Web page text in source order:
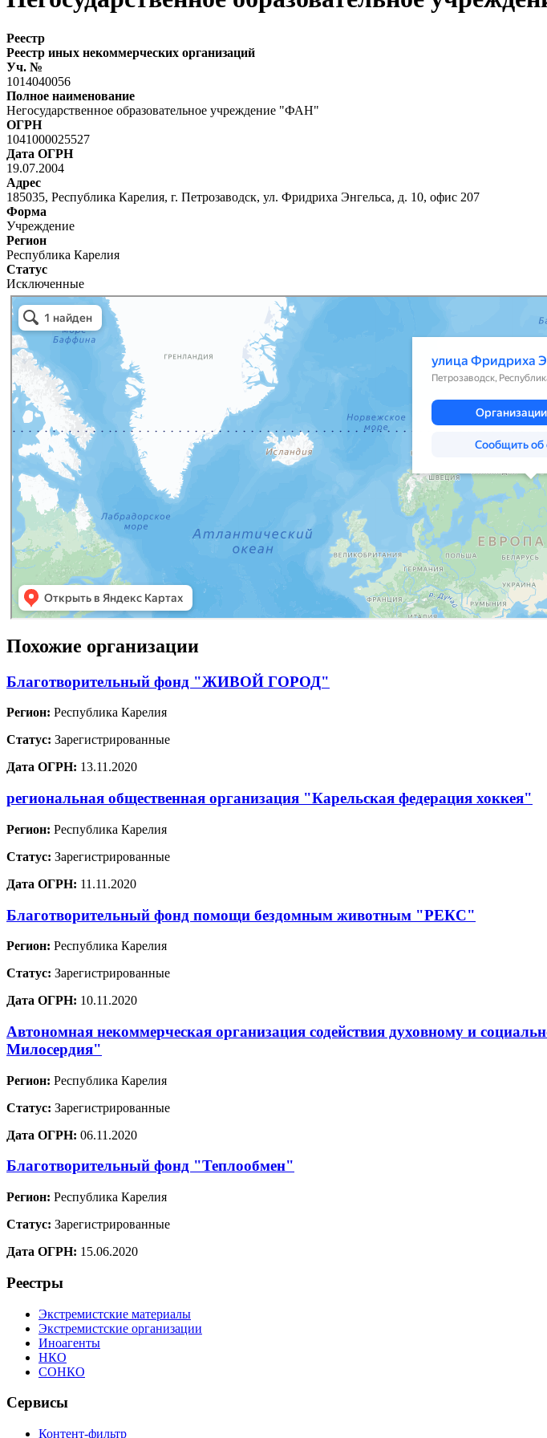
Реестр
Реестр иных некоммерческих организаций
Уч. №
1014040056
Полное наименование
Негосударственное образовательное учреждение "ФАН"
ОГРН
1041000025527
Дата ОГРН
19.07.2004
Адрес
185035, Республика Карелия, г. Петрозаводск, ул. Фридриха Энгельса, д. 10, офис 207
Форма
Учреждение
Регион
Республика Карелия
Статус
Исключенные
Похожие организации
Благотворительный фонд "ЖИВОЙ ГОРОД"
Регион: Республика Карелия
Статус: Зарегистрированные
Дата ОГРН: 13.11.2020
региональная общественная организация "Карельская федерация хоккея"
Регион: Республика Карелия
Статус: Зарегистрированные
Дата ОГРН: 11.11.2020
Благотворительный фонд помощи бездомным животным "РЕКС"
Регион: Республика Карелия
Статус: Зарегистрированные
Дата ОГРН: 10.11.2020
Автономная некоммерческая организация содействия духовному и
Милосердия"
Регион: Республика Карелия
Статус: Зарегистрированные
Дата ОГРН: 06.11.2020
Благотворительный фонд "Теплообмен"
Регион: Республика Карелия
Статус: Зарегистрированные
Дата ОГРН: 15.06.2020
Реестры
Экстремистские материалы
Экстремистские организации
Иноагенты
НКО
СОНКО
Сервисы
Контент-фильтр